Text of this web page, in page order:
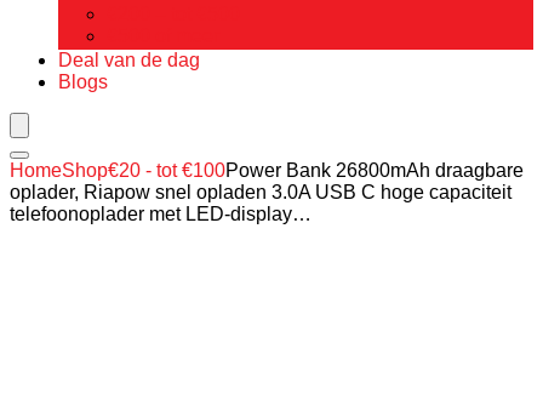
Deal van de dag
Blogs
HomeShop€20 - tot €100Power Bank 26800mAh draagbare
oplader, Riapow snel opladen 3.0A USB C hoge capaciteit
telefoonoplader met LED-display…